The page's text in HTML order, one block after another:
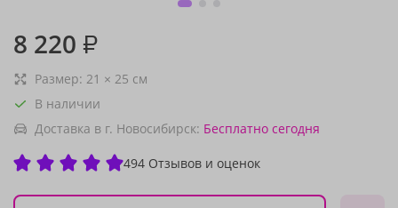
8 220 ₽
Размер: 21 × 25 см
В наличии
Доставка в г. Новосибирск: Бесплатно сегодня
494 Отзывов и оценок